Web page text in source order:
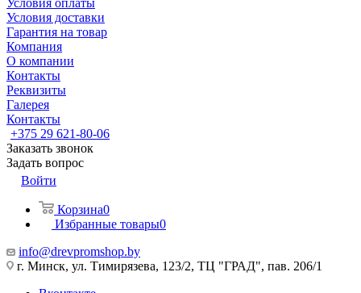
Условия оплаты
Условия доставки
Гарантия на товар
Компания
О компании
Контакты
Реквизиты
Галерея
Контакты
+375 29 621-80-06
Заказать звонок
Задать вопрос
Войти
Корзина0
Избранные товары0
info@drevpromshop.by
г. Минск, ул. Тимирязева, 123/2, ТЦ "ГРАД", пав. 206/1